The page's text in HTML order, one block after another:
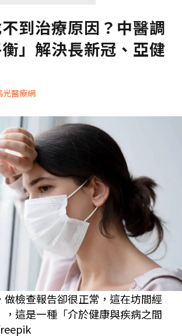
到治療原因？中醫調
」解決長新冠、亞健
光醫療網
做檢查報告卻很正常，這在坊間經
，這是一種「介於健康與疾病之間